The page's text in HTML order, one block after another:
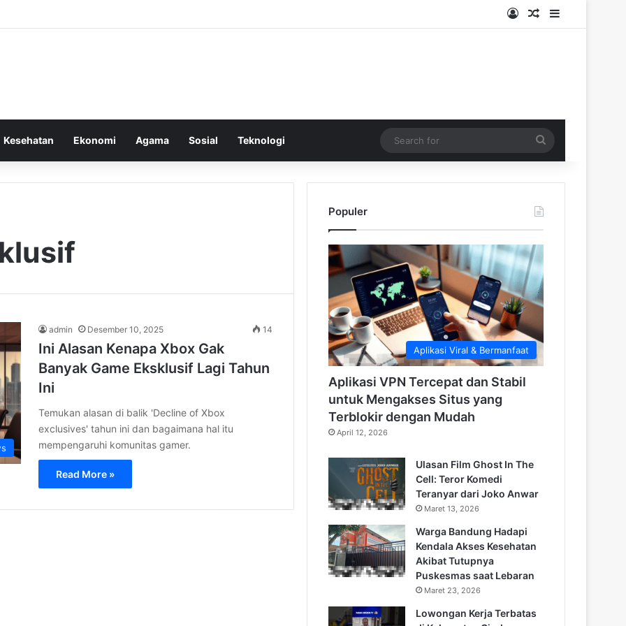
Log InRandom Article
Sidebar
Kesehatan Ekonomi Agama Sosial Teknologi
for
admin Desember 10, 2025 14
Ini Alasan Kenapa Xbox Gak
Banyak Game Eksklusif Lagi Tahun
Ini
Temukan alasan di balik 'Decline of Xbox
exclusives' tahun ini dan bagaimana hal itu
mempengaruhi komunitas gamer.
Read More »
Populer
Aplikasi Viral & Bermanfaat
Aplikasi VPN Tercepat dan Stabil
untuk Mengakses Situs yang
Terblokir dengan Mudah
April 12, 2026
Ulasan Film Ghost In The
Cell: Teror Komedi
Teranyar dari Joko Anwar
Maret 13, 2026
Warga Bandung Hadapi
Kendala Akses Kesehatan
Akibat Tutupnya
Puskesmas saat Lebaran
Maret 23, 2026
Lowongan Kerja Terbatas